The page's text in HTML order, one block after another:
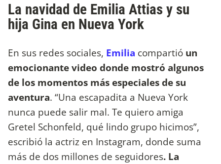
La navidad de Emilia Attias y su
hija Gina en Nueva York
En sus redes sociales, Emilia compartió un
emocionante video donde mostró algunos
de los momentos más especiales de su
aventura. “Una escapadita a Nueva York
nunca puede salir mal. Te quiero amiga
Gretel Schonfeld, qué lindo grupo hicimos”,
escribió la actriz en Instagram, donde suma
más de dos millones de seguidores. La